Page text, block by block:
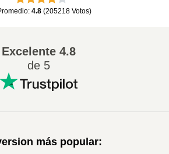
: 4.8 (205218 Votos)
Excelente4.8
de 5
más popular: